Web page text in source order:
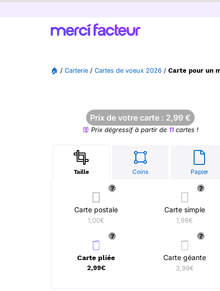
🏠 / Carterie / Cartes de voeux 2026 / Carte pour un
Prix de votre carte : 2,99 €
Prix dégressif à partir de 11cartes !
Taille Coins Papier
Carte postale
1,00€
Carte simple
1,99€
Carte pliée
2,99€
Carte géante
3,99€